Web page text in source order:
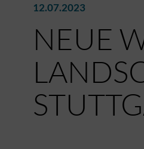
12.07.2023
NEUE